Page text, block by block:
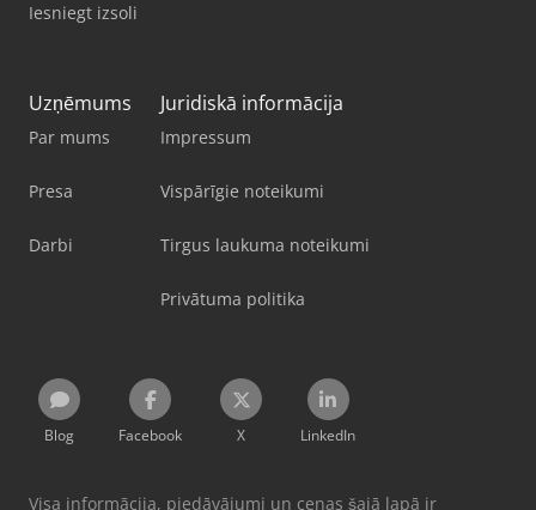
Iesniegt izsoli
Uzņēmums
Par mums
Presa
Darbi
Juridiskā informācija
Impressum
Vispārīgie noteikumi
Tirgus laukuma noteikumi
Privātuma politika
Blog Facebook X LinkedIn
Visa informācija, piedāvājumi un cenas šajā lapā ir